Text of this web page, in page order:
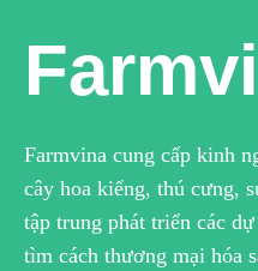
Farmvina cung cấp kinh
cây hoa kiểng, thú cưng,
tập trung phát triển các
tìm cách thương mại hóa